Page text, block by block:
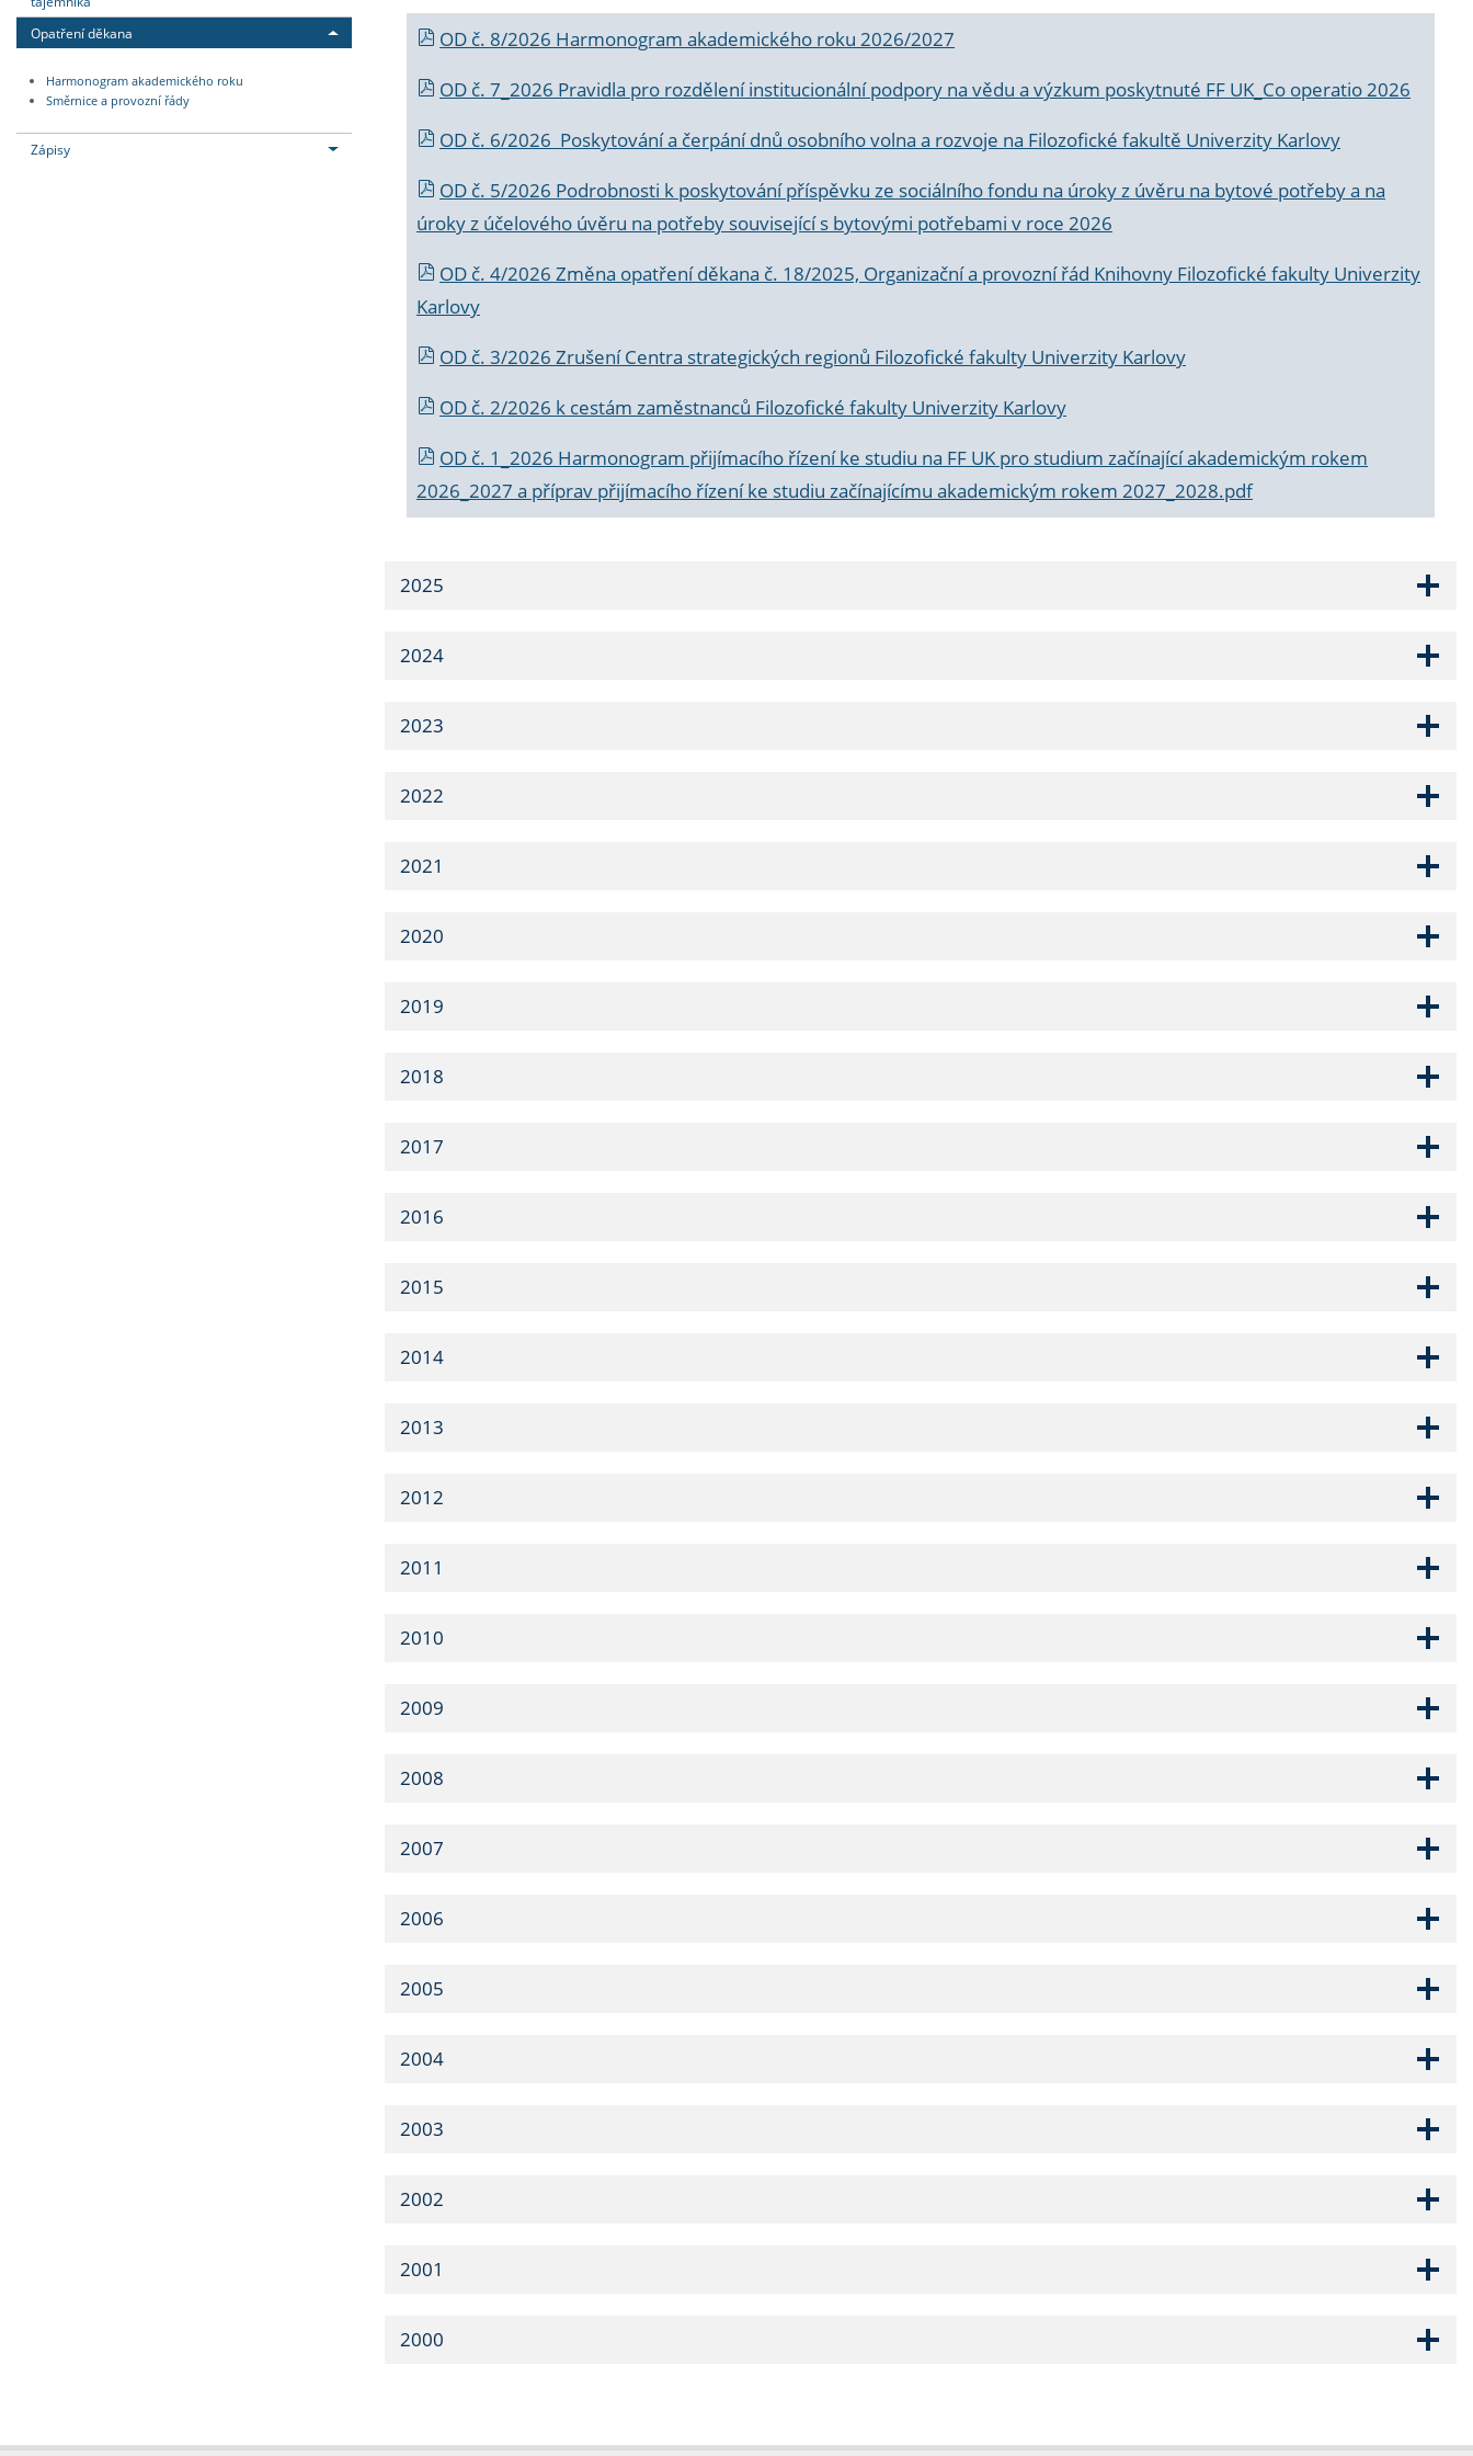
Opatření děkana
Harmonogram akademického roku
Směrnice a provozní řády
Zápisy
OD č. 8/2026 Harmonogram akademického roku 2026/2027
OD č. 7_2026 Pravidla pro rozdělení institucionální podpory na vědu a výzkum poskytnuté FF UK_Co operatio 2026
OD č. 6/2026 Poskytování a čerpání dnů osobního volna a rozvoje na Filozofické fakultě Univerzity Karlovy
OD č. 5/2026 Podrobnosti k poskytování příspěvku ze sociálního fondu na úroky z úvěru na bytové potřeby a na
úroky z účelového úvěru na potřeby související s bytovými potřebami v roce 2026
OD č. 4/2026 Změna opatření děkana č. 18/2025, Organizační a provozní řád Knihovny Filozofické fakulty Univerzity
Karlovy
OD č. 3/2026 Zrušení Centra strategických regionů Filozofické fakulty Univerzity Karlovy
OD č. 2/2026 k cestám zaměstnanců Filozofické fakulty Univerzity Karlovy
OD č. 1_2026 Harmonogram přijímacího řízení ke studiu na FF UK pro studium začínající akademickým rokem
2026_2027 a příprav přijímacího řízení ke studiu začínajícímu akademickým rokem 2027_2028.pdf
2025
2024
2023
2022
2021
2020
2019
2018
2017
2016
2015
2014
2013
2012
2011
2010
2009
2008
2007
2006
2005
2004
2003
2002
2001
2000